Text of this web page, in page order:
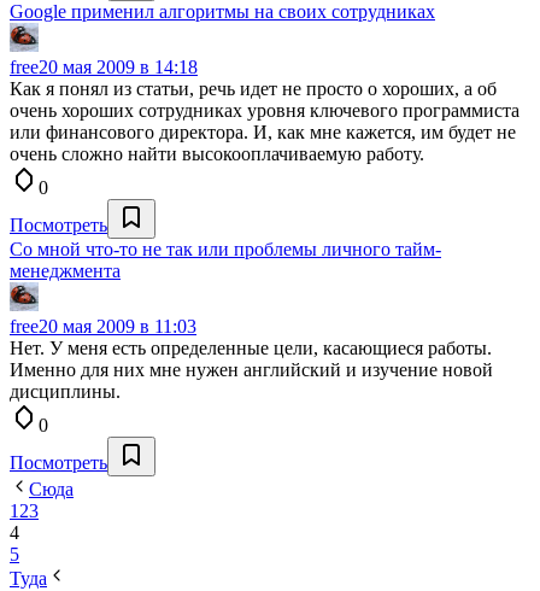
Google применил алгоритмы на своих сотрудниках
free20 мая 2009 в 14:18
Как я понял из статьи, речь идет не просто о хороших, а об
очень хороших сотрудниках уровня ключевого программиста
или финансового директора. И, как мне кажется, им будет не
очень сложно найти высокооплачиваемую работу.
0
Посмотреть
Со мной что-то не так или проблемы личного тайм-
менеджмента
free20 мая 2009 в 11:03
Нет. У меня есть определенные цели, касающиеся работы.
Именно для них мне нужен английский и изучение новой
дисциплины.
0
Посмотреть
Сюда
1 23
4
5
Туда